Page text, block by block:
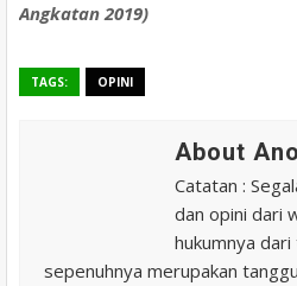
Angkatan 2019)
TAGS: OPINI
About
Catatan :
dan opini dari
hukumnya
sepenuhnya merupakan